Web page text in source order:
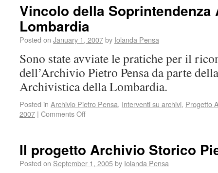
Vincolo della
Lombardia
Posted on January 1, 2007by Iolanda Pensa
Sono state avviate le pratiche per il
dell’Archivio Pietro Pensa da parte
Archivistica della Lombardia.
Posted in Archivio Pietro Pensa, Interventi su archivi, Progetto
2007 | Comments Off
Il progetto Archivio Storico
Posted on September 1, 2005by Iolanda Pensa